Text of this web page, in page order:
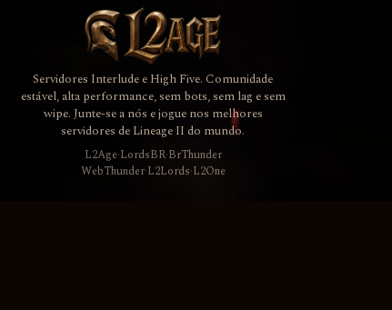
Servidores Interlude e High Five. Comunidade
estável, alta performance, sem bots, sem lag e sem
wipe. Junte-se a nós e jogue nos melhores
servidores de Lineage II do mundo.
L2Age·LordsBR·BrThunder
WebThunder·L2Lords·L2One